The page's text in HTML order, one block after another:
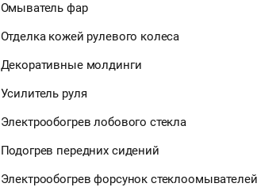
Омыватель фар
Отделка кожей рулевого колеса
Декоративные молдинги
Усилитель руля
Электрообогрев лобового стекла
Подогрев передних сидений
Электрообогрев форсунок стеклоомывателей